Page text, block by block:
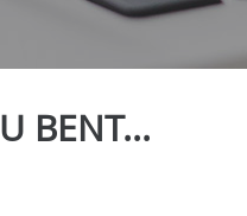
U BENT...